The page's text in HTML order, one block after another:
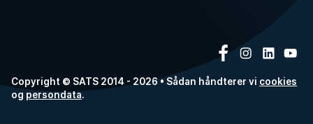
Copyright © SATS 2014 - 2026 • Sådan håndterer vi cookies
og persondata.